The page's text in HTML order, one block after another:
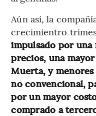
Aún así, la
crecimientro
impulsado por una
precios, una
Muerta, y
no convencional,
por un mayor
comprado a